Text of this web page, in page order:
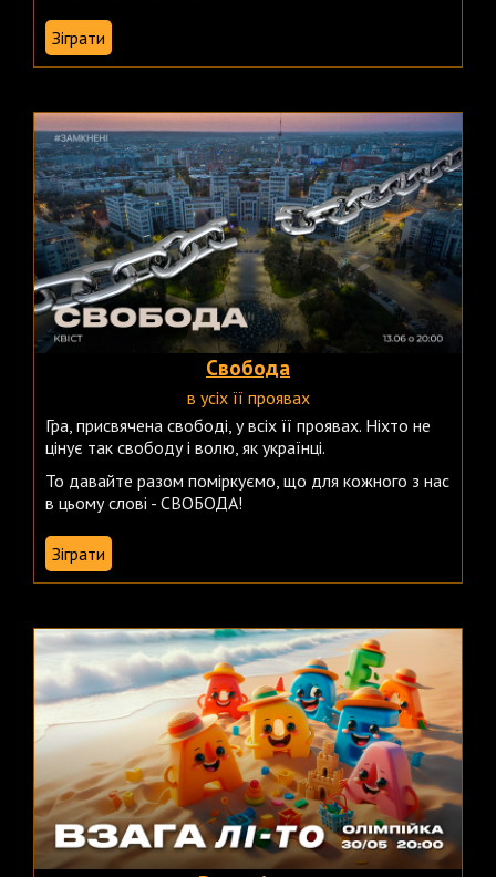
Зіграти
Свобода
в усіх її проявах
Гра, присвячена свободі, у всіх її проявах. Ніхто не
цінує так свободу і волю, як українці.
То давайте разом поміркуємо, що для кожного з нас
в цьому слові - СВОБОДА!
Зіграти